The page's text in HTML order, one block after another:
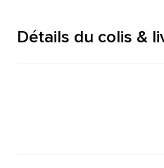
Détails du colis &